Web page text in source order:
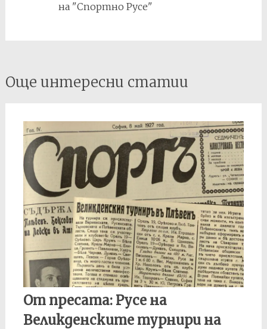
на "Спортно Русе"
Post
navigation
Още интересни статии
От пресата: Русе на
Великденските турнири на